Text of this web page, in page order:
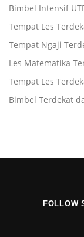
Bimbel Intensif
Tempat Les
Tempat Ngaji
Les Matematika
Tempat Les
Bimbel Terdekat
FOLLOW